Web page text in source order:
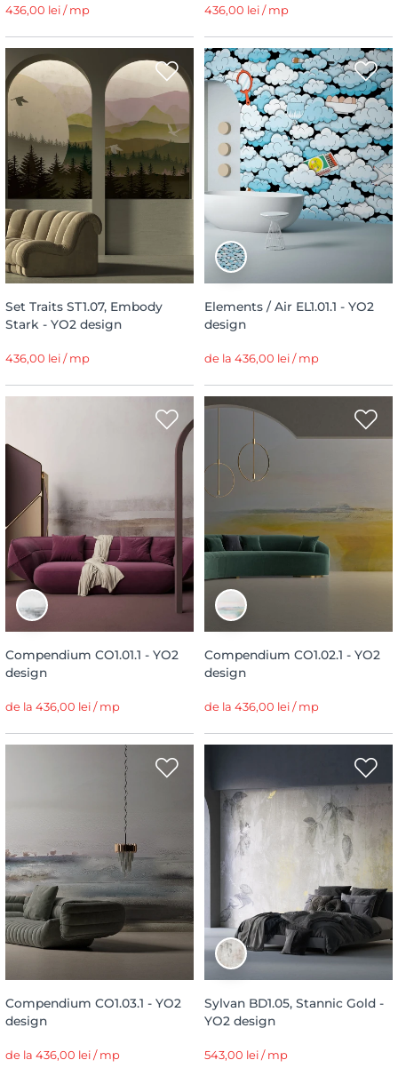
436,00 lei / mp 436,00 lei / mp
Set Traits ST1.07, Embody
Stark - YO2 design
436,00 lei / mp
Elements / Air EL1.01.1 - YO2
design
de la 436,00 lei / mp
Compendium CO1.01.1 - YO2
design
de la 436,00 lei / mp
Compendium CO1.02.1 - YO2
design
de la 436,00 lei / mp
Compendium CO1.03.1 - YO2
design
de la 436,00 lei / mp
Sylvan BD1.05, Stannic Gold -
YO2 design
543,00 lei / mp